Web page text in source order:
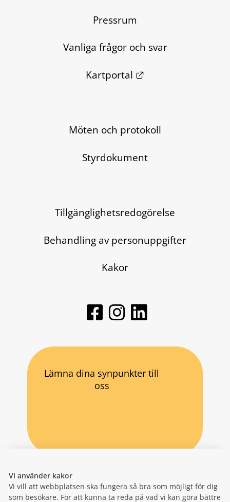
Vi använder kakor
Vi vill att webbplatsen ska fungera så bra som möjligt för dig
som besökare. För att kunna ta reda på vad vi kan göra bättre
Pressrum
Vanliga frågor och svar
Kartportal
Länk till annan
Möten och protokoll
Styrdokument
Tillgänglighetsredogörelse
Behandling av personuppgifter
Kakor
Lämna dina synpunkter till
oss